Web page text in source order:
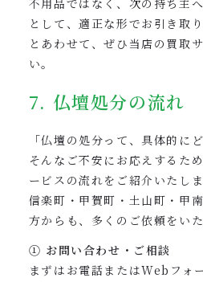
不用品ではなく、次の持ち主
として、適正な形でお引き取
とあわせて、ぜひ当店の買取
い。
7. 仏壇処分の流れ
「仏壇の処分って、具体的に
そんなご不安にお応えするた
ービスの流れをご紹介いたし
信楽町・甲賀町・土山町・甲
方からも、多くのご依頼をい
① お問い合わせ・ご相談
まずはお電話またはWebフォ